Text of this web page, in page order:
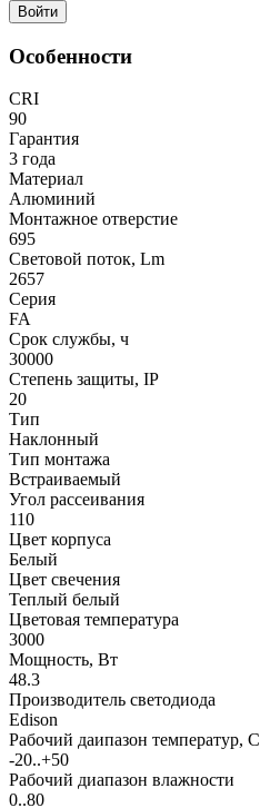
Войти
Особенности
CRI
90
Гарантия
3 года
Материал
Алюминий
Монтажное отверстие
695
Световой поток, Lm
2657
Серия
FA
Срок службы, ч
30000
Степень защиты, IP
20
Тип
Наклонный
Тип монтажа
Встраиваемый
Угол рассеивания
110
Цвет корпуса
Белый
Цвет свечения
Теплый белый
Цветовая температура
3000
Мощность, Вт
48.3
Производитель светодиода
Edison
Рабочий даипазон температур, С
-20..+50
Рабочий диапазон влажности
0..80